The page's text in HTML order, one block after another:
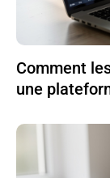
Comment
une